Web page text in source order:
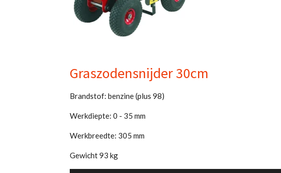
Graszodensnijder 30cm
Brandstof: benzine (plus 98)
Werkdiepte: 0 - 35 mm
Werkbreedte: 305 mm
Gewicht 93 kg